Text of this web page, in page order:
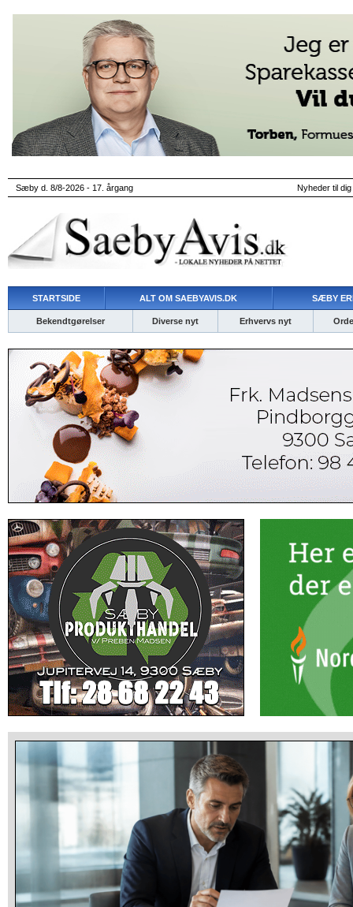
Sæby d. 8/8-2026 - 17. årgang Nyheder til
STARTSIDE ALT OM SAEBYAVIS.DK SÆBY
Bekendtgørelser Diverse nyt Erhvervs nyt